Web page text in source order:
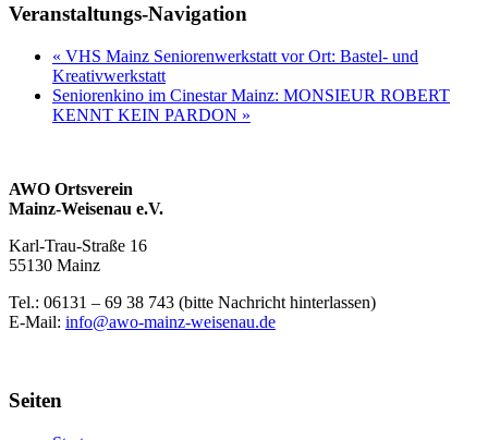
Veranstaltungs-Navigation
« VHS Mainz Seniorenwerkstatt vor Ort: Bastel- und
Kreativwerkstatt
Seniorenkino im Cinestar Mainz: MONSIEUR ROBERT
KENNT KEIN PARDON »
AWO Ortsverein
Mainz-Weisenau e.V.
Karl-Trau-Straße 16
55130 Mainz
Tel.: 06131 – 69 38 743 (bitte Nachricht hinterlassen)
E-Mail: info@awo-mainz-weisenau.de
Seiten